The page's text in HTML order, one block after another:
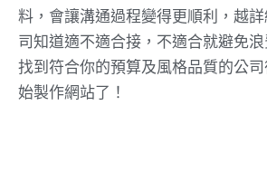
料，會讓溝通過程變得更順利，越
司知道適不適合接，不適合就避免
找到符合你的預算及風格品質的公
始製作網站了！